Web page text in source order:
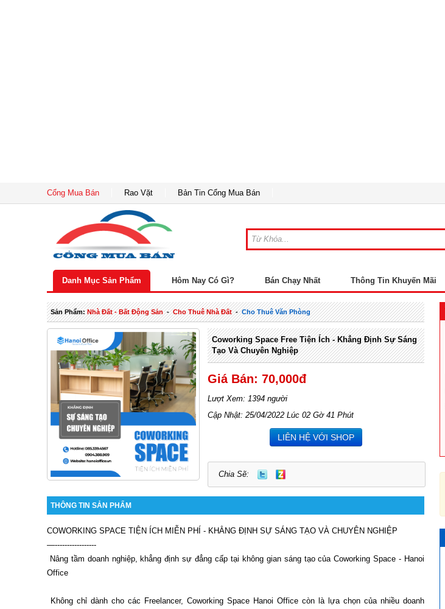
Cổng Mua Bán Rao Vặt Bản Tin Cổng Mua Bán
Danh Mục Sản Phẩm Hôm Nay Có Gì? Bán Chạy Nhất Thông Tin Khuyến Mãi
Sản Phẩm:Nhà Đất - Bất Động Sản-Cho Thuê Nhà Đất-Cho Thuê Văn Phòng
Coworking Space Free Tiện Ích - Khẳng Định Sự Sáng
Tạo Và Chuyên Nghiệp
Giá Bán: 70,000đ
Lượt Xem: 1394 người
Cập Nhật: 25/04/2022 Lúc 02 Gờ 41 Phút
LIÊN HỆ VỚI SHOP
Chia Sẽ:
THÔNG TIN SẢN PHẨM
COWORKING SPACE TIỆN ÍCH MIỄN PHÍ - KHẲNG ĐỊNH SỰ SÁNG TẠO VÀ CHUYÊN NGHIỆP
—-----------------
Office